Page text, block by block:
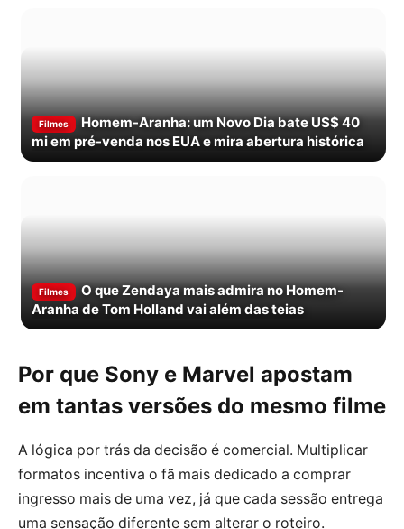
Filmes
Homem-Aranha: um Novo Dia bate US$ 40
mi em pré-venda nos EUA e mira abertura histórica
Filmes
O que Zendaya mais admira no Homem-
Aranha de Tom Holland vai além das teias
Por que Sony e Marvel apostam
em tantas versões do mesmo filme
A lógica por trás da decisão é comercial. Multiplicar
formatos incentiva o fã mais dedicado a comprar
ingresso mais de uma vez, já que cada sessão entrega
uma sensação diferente sem alterar o roteiro.